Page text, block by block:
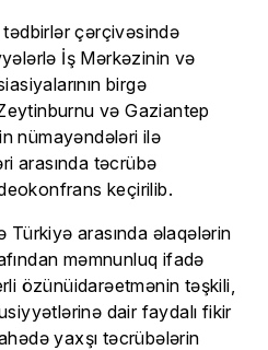
çərçivəsində
İş Mərkəzinin və
birgə
və Gaziantep
nümayəndələri ilə
arasında təcrübə
keçirilib.
arasında əlaqələrin
məmnunluq ifadə
özünüidarəetmənin təşkili,
dair faydalı fikir
yaxşı təcrübələrin